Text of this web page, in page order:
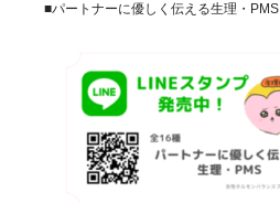
■パートナーに優しく伝える生理・PMS